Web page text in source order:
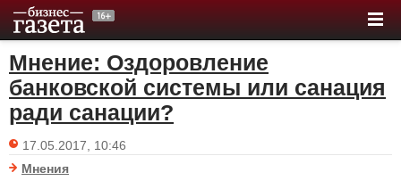
Мнение: Оздоровление
банковской системы или санация
ради санации?
17.05.2017, 10:46
Мнения